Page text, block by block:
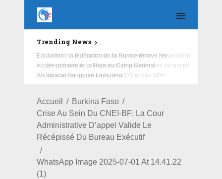
Trending News
Education : la fédération de la Russie rénove les
écoles primaire et collège du Camp Général
Aboubacar Sangoulé Lamizana
Accueil
Burkina Faso
Crise Au Sein Du CNEI-BF: La Cour
Administrative D’appel Valide Le
Récépissé Du Bureau Exécutif
WhatsApp Image 2025-07-01 At 14.41.22
(1)